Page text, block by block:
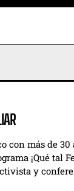
con más de
¡Qué tal
y